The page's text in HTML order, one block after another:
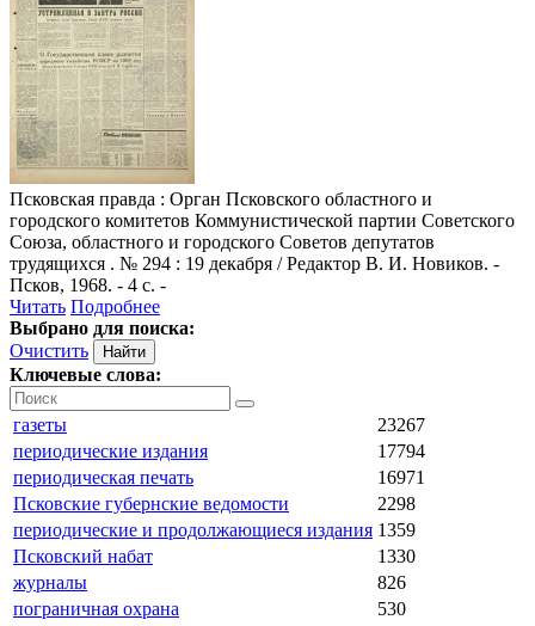
Псковская правда : Орган Псковского областного и
городского комитетов Коммунистической партии Советского
Союза, областного и городского Советов депутатов
трудящихся . № 294 : 19 декабря / Редактор В. И. Новиков. -
Псков, 1968. - 4 с. -
Читать Подробнее
Выбрано для поиска:
Очистить
Ключевые слова:
газеты
23267
периодические издания
17794
периодическая печать
16971
Псковские губернские ведомости
2298
периодические и продолжающиеся издания 1359
Псковский набат
1330
журналы
826
пограничная охрана
530